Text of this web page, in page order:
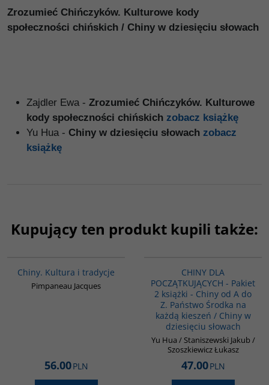
Zrozumieć Chińczyków. Kulturowe kody
społeczności chińskich / Chiny w dziesięciu słowach
Zajdler Ewa - Zrozumieć Chińczyków. Kulturowe
kody społeczności chińskich zobacz książkę
Yu Hua - Chiny w dziesięciu słowach zobacz
książkę
Kupujący ten produkt kupili także:
Chiny. Kultura i tradycje
Pimpaneau Jacques
56.00PLN
CHINY DLA
POCZĄTKUJĄCYCH - Pakiet
2 książki - Chiny od A do
Z. Państwo Środka na
każdą kieszeń / Chiny w
dziesięciu słowach
Yu Hua / Staniszewski Jakub /
Szoszkiewicz Łukasz
47.00PLN